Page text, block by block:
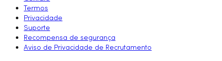
Termos
Privacidade
Suporte
Recompensa de segurança
Aviso de Privacidade de Recrutamento